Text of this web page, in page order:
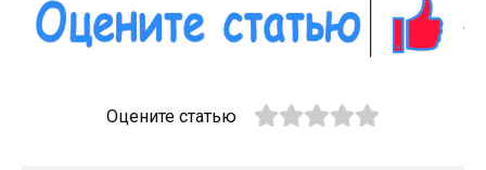
Оцените статью